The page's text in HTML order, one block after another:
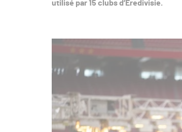
utilisé par 15 clubs d’Eredivisie.